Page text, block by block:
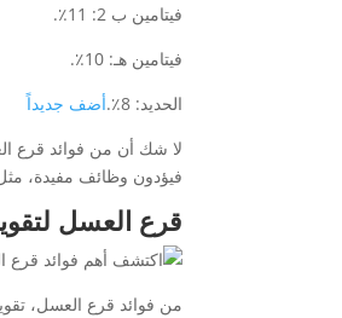
فيتامين ب 2: 11٪.
فيتامين هـ: 10٪.
الحديد: 8٪.
أضف جديداً
لا شك أن من فوائد قرع
فيؤدون وظائف مفيدة،
قرع العسل
من فوائد قرع العسل،